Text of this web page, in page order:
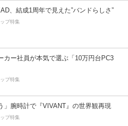
、結成1周年で見えた”バンドらしさ”
プ特集
カー社員が本気で選ぶ「10万円台PC3
プ特集
」腕時計で『VIVANT』の世界観再現
プ特集